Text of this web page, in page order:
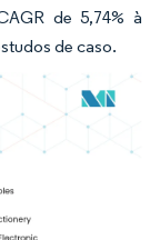
de 5,74% à
de caso.